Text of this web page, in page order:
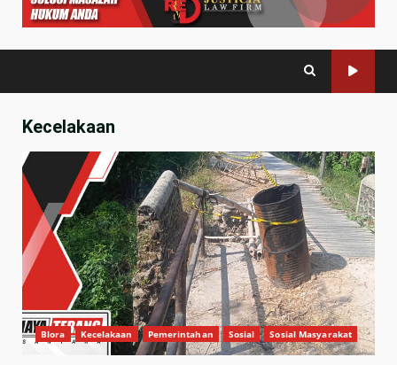
Kecelakaan
Blora Kecelakaan Pemerintahan Sosial Sosial Masyarakat